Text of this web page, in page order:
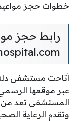
خطوات حجز
رابط حجز
أتاحت مستشفى دله
عبر موقعها
المستشفى تعد من
وتقدم الرعاية